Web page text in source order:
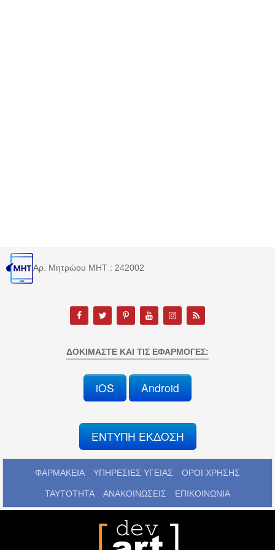
Αρ. Μητρώου MHT : 242002
ΔΟΚΙΜΆΣΤΕ ΚΑΙ ΤΙΣ ΕΦΑΡΜΟΓΈΣ:
iOS Android
ΕΝΤΥΠΗ ΕΚΔΟΣΗ
ΦΑΡΜΑΚΕΙΑ ΥΠΗΡΕΣΙΕΣ ΥΓΕΙΑΣ ΟΡΟΙ ΧΡΗΣΗΣ
ΤΑΥΤΟΤΗΤΑ ΑΝΑΚΟΙΝΩΣΕΙΣ ΕΠΙΚΟΙΝΩΝΙΑ